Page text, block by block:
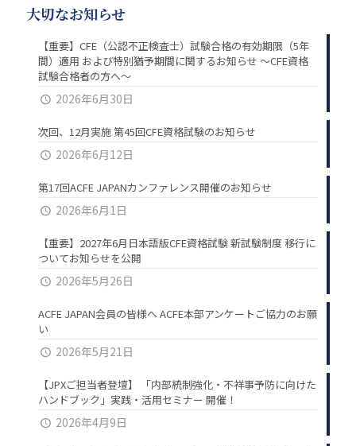
大切なお知らせ
【重要】CFE（公認不正検査士）試験合格の有効期限（5年
間）適用 および特別猶予期間に関するお知らせ ～CFE資格
試験合格者の方へ～
2026年6月30日
次回、12月実施 第45回CFE資格試験のお知らせ
2026年6月12日
第17回ACFE JAPANカンファレンス開催のお知らせ
2026年6月1日
【重要】2027年6月日本語版CFE資格試験 新試験制度 移行に
ついてお知らせを公開
2026年5月26日
ACFE JAPAN会員の皆様へ ACFE本部アンケートご協力のお願
い
2026年5月21日
【JPXご担当者登壇】 「内部統制強化・不祥事予防に向けた
ハンドブック」実践・活用セミナー 開催！
2026年4月9日